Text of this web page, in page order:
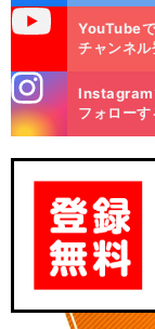
YouTube
チャンネル
m
Instagram
フォローす